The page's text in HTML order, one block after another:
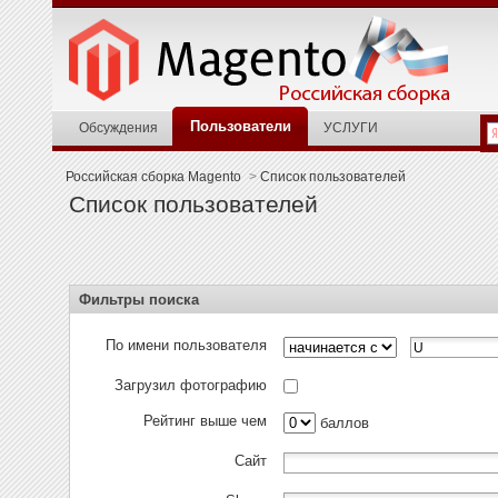
Обсуждения Пользователи УСЛУГИ
Российская сборка Magento > Список пользователей
Список пользователей
Фильтры поиска
По имени пользователя
Загрузил фотографию
Рейтинг выше чем баллов
Сайт